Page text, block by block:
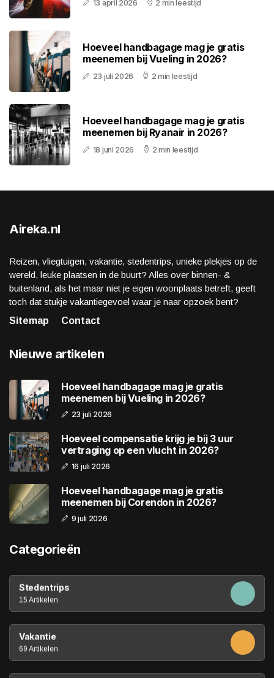
13 april 2026 2 min leestijd
Hoeveel handbagage mag je gratis
meenemen bij Vueling in 2026?
23 juli 2026 2 min leestijd
Hoeveel handbagage mag je gratis
meenemen bij Ryanair in 2026?
18 juni 2026 2 min leestijd
Aireka.nl
Reizen, vliegtuigen, vakantie, stedentrips, unieke plekjes op de
wereld, leuke plaatsen in de buurt? Alles over binnen- &
buitenland, als het maar niet je eigen woonplaats betreft, geeft
toch dat stukje vakantiegevoel waar je naar opzoek bent?
Sitemap
Contact
Nieuwe artikelen
Hoeveel handbagage mag je gratis
meenemen bij Vueling in 2026?
23 juli 2026
Hoeveel compensatie krijg je bij 3 uur
vertraging op een vlucht in 2026?
16 juli 2026
Hoeveel handbagage mag je gratis
meenemen bij Corendon in 2026?
9 juli 2026
Categorieën
Stedentrips
15 Artikelen
Vakantie
69 Artikelen